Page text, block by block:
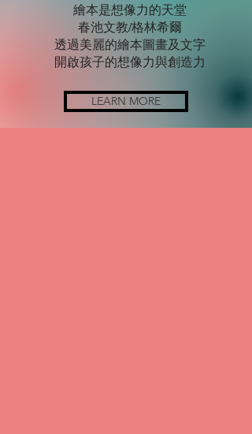
繪本是想像力的天堂
春池文教/格林希爾
透過美麗的繪本圖畫及文字
​開啟孩子的想像力與創造力
LEARN MORE